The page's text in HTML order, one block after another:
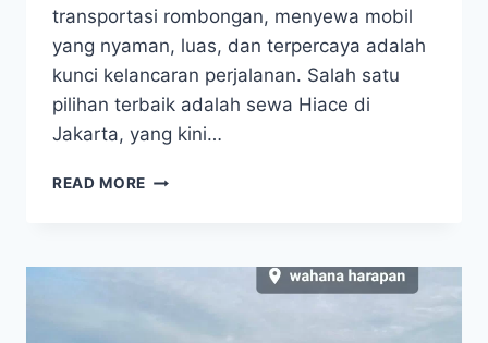
transportasi rombongan, menyewa mobil
yang nyaman, luas, dan terpercaya adalah
kunci kelancaran perjalanan. Salah satu
pilihan terbaik adalah sewa Hiace di
Jakarta, yang kini…
READ MORE SEWA
TRANSPORTASI